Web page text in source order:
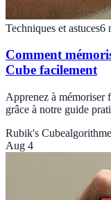
Techniques et astuces6
Comment
Cube facilement
Apprenez à mémoriser
grâce à notre guide
Rubik's Cube
Aug 4